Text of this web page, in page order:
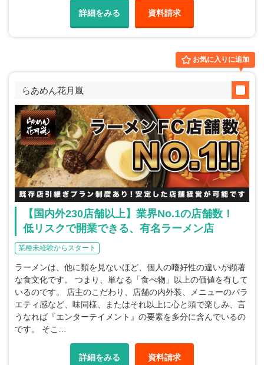
詳細をみる 資料請求
お気に入りに追加
らあめん花月嵐
【国内外230店舗以上】業界No.1の店舗数！
低リスクで開業できる、有名ラーメン店
業種未経験からスタート
ラーメンは、他に類を見ないほど、個人の嗜好性の違いが顕著
な食文化です。 つまり、単なる「食べ物」以上の価値を有して
いるのです。 店主のこだわり、店舗の内外装、メニューのバラ
エティ感など、味同様、またはそれ以上に心と頭で楽しみ、言
うなれば『エンターテイメント』の要素を多分に含んでいるの
です。 そこ…
詳細をみる 資料請求